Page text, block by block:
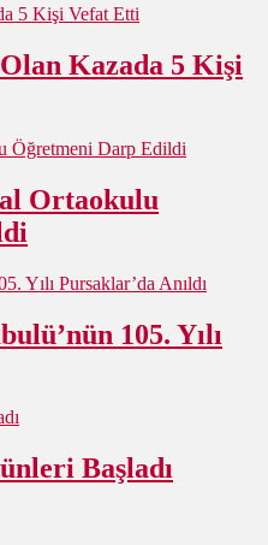
Kazada 5 Kişi
Ortaokulu
105. Yılı
Başladı